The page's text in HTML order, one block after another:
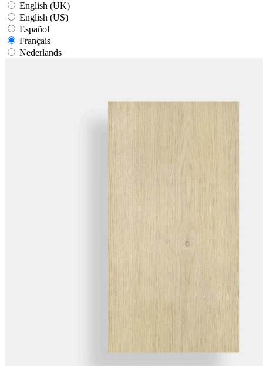
English (UK)
English (US)
Español
Français
Nederlands